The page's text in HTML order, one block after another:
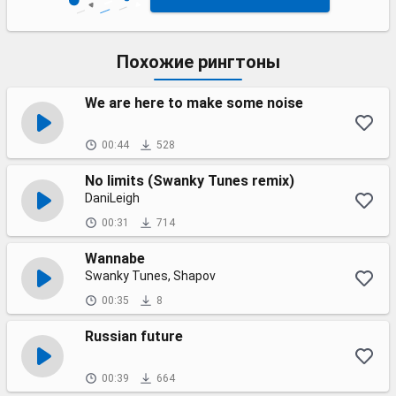
Похожие рингтоны
We are here to make some noise
00:44 528
No limits (Swanky Tunes remix)
DaniLeigh
00:31 714
Wannabe
Swanky Tunes, Shapov
00:35 8
Russian future
00:39 664